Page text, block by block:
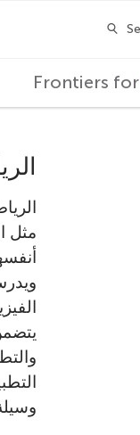
Frontiers for
مثل